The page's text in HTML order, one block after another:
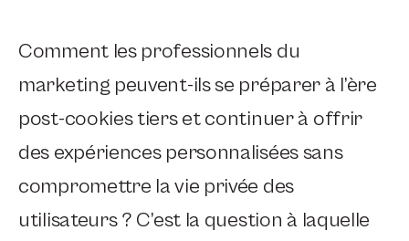
Comment les professionnels du
marketing peuvent-ils se préparer à l’ère
post-cookies tiers et continuer à offrir
des expériences personnalisées sans
compromettre la vie privée des
utilisateurs ? C’est la question à laquelle